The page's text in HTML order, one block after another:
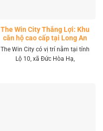
The Win City Thắng Lợi: Khu
căn hộ cao cấp tại Long An
The Win City có vị trí nằm tại tỉnh
Lộ 10, xã Đức Hòa Hạ,